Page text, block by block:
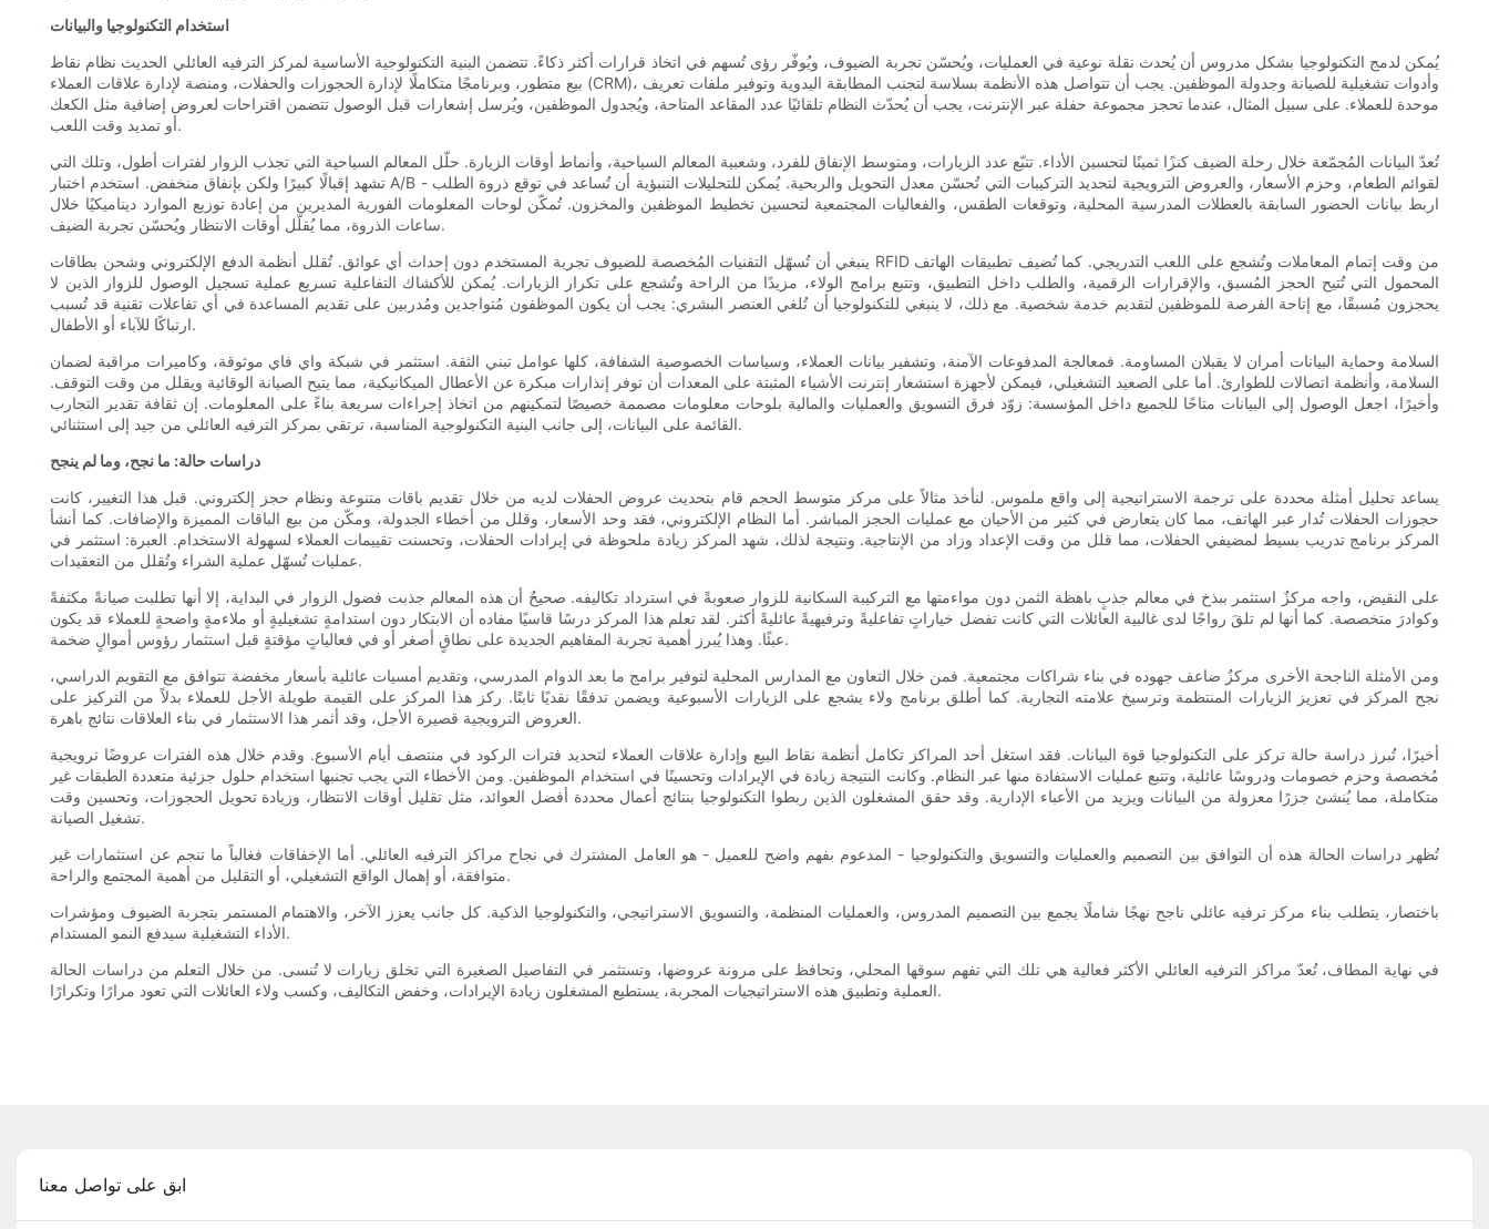
استخدام التكنولوجيا والبيانات
يُمكن لدمج التكنولوجيا بشكل مدروس أن يُحدث نقلة نوعية في العمليات، ويُحسّن تجربة الضيوف، ويُوفّر رؤى تُسهم في اتخاذ قرارات أكثر ذكاءً. تتضمن البنية التكنولوجية الأساسية لمركز الترفيه العائلي الحديث نظام نقاط
بيع متطور، وبرنامجًا متكاملًا لإدارة الحجوزات والحفلات، ومنصة لإدارة علاقات العملاء (CRM)، وأدوات تشغيلية للصيانة وجدولة الموظفين. يجب أن تتواصل هذه الأنظمة بسلاسة لتجنب المطابقة اليدوية وتوفير ملفات تعريف
موحدة للعملاء. على سبيل المثال، عندما تحجز مجموعة حفلة عبر الإنترنت، يجب أن يُحدّث النظام تلقائيًا عدد المقاعد المتاحة، ويُجدول الموظفين، ويُرسل إشعارات قبل الوصول تتضمن اقتراحات لعروض إضافية مثل الكعك
أو تمديد وقت اللعب.
تُعدّ البيانات المُجمّعة خلال رحلة الضيف كنزًا ثمينًا لتحسين الأداء. تتبّع عدد الزيارات، ومتوسط ​​الإنفاق للفرد، وشعبية المعالم السياحية، وأنماط أوقات الزيارة. حلّل المعالم السياحية التي تجذب الزوار لفترات أطول، وتلك التي
تشهد إقبالًا كبيرًا ولكن بإنفاق منخفض. استخدم اختبار A/B لقوائم الطعام، وحزم الأسعار، والعروض الترويجية لتحديد التركيبات التي تُحسّن معدل التحويل والربحية. يُمكن للتحليلات التنبؤية أن تُساعد في توقع ذروة الطلب -
اربط بيانات الحضور السابقة بالعطلات المدرسية المحلية، وتوقعات الطقس، والفعاليات المجتمعية لتحسين تخطيط الموظفين والمخزون. تُمكّن لوحات المعلومات الفورية المديرين من إعادة توزيع الموارد ديناميكيًا خلال
ساعات الذروة، مما يُقلّل أوقات الانتظار ويُحسّن تجربة الضيف.
ينبغي أن تُسهّل التقنيات المُخصصة للضيوف تجربة المستخدم دون إحداث أي عوائق. تُقلل أنظمة الدفع الإلكتروني وشحن بطاقات RFID من وقت إتمام المعاملات وتُشجع على اللعب التدريجي. كما تُضيف تطبيقات الهاتف
المحمول التي تُتيح الحجز المُسبق، والإقرارات الرقمية، والطلب داخل التطبيق، وتتبع برامج الولاء، مزيدًا من الراحة وتُشجع على تكرار الزيارات. يُمكن للأكشاك التفاعلية تسريع عملية تسجيل الوصول للزوار الذين لا
يحجزون مُسبقًا، مع إتاحة الفرصة للموظفين لتقديم خدمة شخصية. مع ذلك، لا ينبغي للتكنولوجيا أن تُلغي العنصر البشري: يجب أن يكون الموظفون مُتواجدين ومُدربين على تقديم المساعدة في أي تفاعلات تقنية قد تُسبب
ارتباكًا للآباء أو الأطفال.
السلامة وحماية البيانات أمران لا يقبلان المساومة. فمعالجة المدفوعات الآمنة، وتشفير بيانات العملاء، وسياسات الخصوصية الشفافة، كلها عوامل تبني الثقة. استثمر في شبكة واي فاي موثوقة، وكاميرات مراقبة لضمان
السلامة، وأنظمة اتصالات للطوارئ. أما على الصعيد التشغيلي، فيمكن لأجهزة استشعار إنترنت الأشياء المثبتة على المعدات أن توفر إنذارات مبكرة عن الأعطال الميكانيكية، مما يتيح الصيانة الوقائية ويقلل من وقت التوقف.
وأخيرًا، اجعل الوصول إلى البيانات متاحًا للجميع داخل المؤسسة: زوّد فرق التسويق والعمليات والمالية بلوحات معلومات مصممة خصيصًا لتمكينهم من اتخاذ إجراءات سريعة بناءً على المعلومات. إن ثقافة تقدير التجارب
القائمة على البيانات، إلى جانب البنية التكنولوجية المناسبة، ترتقي بمركز الترفيه العائلي من جيد إلى استثنائي.
دراسات حالة: ما نجح، وما لم ينجح
يساعد تحليل أمثلة محددة على ترجمة الاستراتيجية إلى واقع ملموس. لنأخذ مثالاً على مركز متوسط ​​الحجم قام بتحديث عروض الحفلات لديه من خلال تقديم باقات متنوعة ونظام حجز إلكتروني. قبل هذا التغيير، كانت
حجوزات الحفلات تُدار عبر الهاتف، مما كان يتعارض في كثير من الأحيان مع عمليات الحجز المباشر. أما النظام الإلكتروني، فقد وحد الأسعار، وقلل من أخطاء الجدولة، ومكّن من بيع الباقات المميزة والإضافات. كما أنشأ
المركز برنامج تدريب بسيط لمضيفي الحفلات، مما قلل من وقت الإعداد وزاد من الإنتاجية. ونتيجة لذلك، شهد المركز زيادة ملحوظة في إيرادات الحفلات، وتحسنت تقييمات العملاء لسهولة الاستخدام. العبرة: استثمر في
عمليات تُسهّل عملية الشراء وتُقلل من التعقيدات.
على النقيض، واجه مركزٌ استثمر ببذخ في معالم جذبٍ باهظة الثمن دون مواءمتها مع التركيبة السكانية للزوار صعوبةً في استرداد تكاليفه. صحيحٌ أن هذه المعالم جذبت فضول الزوار في البداية، إلا أنها تطلبت صيانةً مكثفةً
وكوادرَ متخصصة. كما أنها لم تلقَ رواجًا لدى غالبية العائلات التي كانت تفضل خياراتٍ تفاعليةً وترفيهيةً عائليةً أكثر. لقد تعلم هذا المركز درسًا قاسيًا مفاده أن الابتكار دون استدامةٍ تشغيليةٍ أو ملاءمةٍ واضحةٍ للعملاء قد يكون
عبئًا. وهذا يُبرز أهمية تجربة المفاهيم الجديدة على نطاقٍ أصغر أو في فعالياتٍ مؤقتةٍ قبل استثمار رؤوس أموالٍ ضخمة.
ومن الأمثلة الناجحة الأخرى مركزٌ ضاعف جهوده في بناء شراكات مجتمعية. فمن خلال التعاون مع المدارس المحلية لتوفير برامج ما بعد الدوام المدرسي، وتقديم أمسيات عائلية بأسعار مخفضة تتوافق مع التقويم الدراسي،
نجح المركز في تعزيز الزيارات المنتظمة وترسيخ علامته التجارية. كما أطلق برنامج ولاء يشجع على الزيارات الأسبوعية ويضمن تدفقًا نقديًا ثابتًا. ركز هذا المركز على القيمة طويلة الأجل للعملاء بدلاً من التركيز على
العروض الترويجية قصيرة الأجل، وقد أثمر هذا الاستثمار في بناء العلاقات نتائج باهرة.
أخيرًا، تُبرز دراسة حالة تركز على التكنولوجيا قوة البيانات. فقد استغل أحد المراكز تكامل أنظمة نقاط البيع وإدارة علاقات العملاء لتحديد فترات الركود في منتصف أيام الأسبوع. وقدم خلال هذه الفترات عروضًا ترويجية
مُخصصة وحزم خصومات ودروسًا عائلية، وتتبع عمليات الاستفادة منها عبر النظام. وكانت النتيجة زيادة في الإيرادات وتحسينًا في استخدام الموظفين. ومن الأخطاء التي يجب تجنبها استخدام حلول جزئية متعددة الطبقات غير
متكاملة، مما يُنشئ جزرًا معزولة من البيانات ويزيد من الأعباء الإدارية. وقد حقق المشغلون الذين ربطوا التكنولوجيا بنتائج أعمال محددة أفضل العوائد، مثل تقليل أوقات الانتظار، وزيادة تحويل الحجوزات، وتحسين وقت
تشغيل الصيانة.
تُظهر دراسات الحالة هذه أن التوافق بين التصميم والعمليات والتسويق والتكنولوجيا - المدعوم بفهم واضح للعميل - هو العامل المشترك في نجاح مراكز الترفيه العائلي. أما الإخفاقات فغالباً ما تنجم عن استثمارات غير
متوافقة، أو إهمال الواقع التشغيلي، أو التقليل من أهمية المجتمع والراحة.
باختصار، يتطلب بناء مركز ترفيه عائلي ناجح نهجًا شاملًا يجمع بين التصميم المدروس، والعمليات المنظمة، والتسويق الاستراتيجي، والتكنولوجيا الذكية. كل جانب يعزز الآخر، والاهتمام المستمر بتجربة الضيوف ومؤشرات
الأداء التشغيلية سيدفع النمو المستدام.
في نهاية المطاف، تُعدّ مراكز الترفيه العائلي الأكثر فعالية هي تلك التي تفهم سوقها المحلي، وتحافظ على مرونة عروضها، وتستثمر في التفاصيل الصغيرة التي تخلق زيارات لا تُنسى. من خلال التعلم من دراسات الحالة
العملية وتطبيق هذه الاستراتيجيات المجربة، يستطيع المشغلون زيادة الإيرادات، وخفض التكاليف، وكسب ولاء العائلات التي تعود مرارًا وتكرارًا.
ابق على تواصل معنا